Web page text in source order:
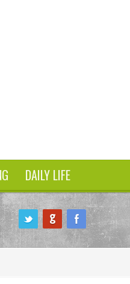
DAILY LIFE